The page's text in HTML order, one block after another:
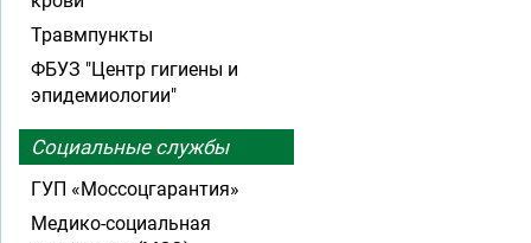
Травмпункты
ФБУЗ "Центр гигиены и
эпидемиологии"
Социальные службы
ГУП «Моссоцгарантия»
Медико-социальная